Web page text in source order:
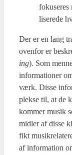
li­se­re­de
Der er en lang
oven­for er
ing). Som
infor­ma­tio­ner
værk. Dis­se
plek­se til, at de
kom­mer musik
mid­ler af dis­se
fikt
af infor­ma­tion